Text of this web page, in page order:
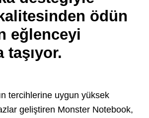
ödün
eğlenceyi
taşıyor.
tercihlerine uygun yüksek
geliştiren Monster Notebook,